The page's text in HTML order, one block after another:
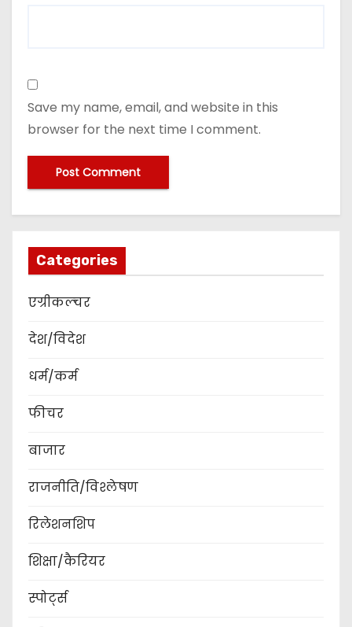
Save my name, email, and website in this
browser for the next time I comment.
Categories
एग्रीकल्चर
देश/विदेश
धर्म/कर्म
फीचर
बाजार
राजनीति/विश्लेषण
रिलेशनशिप
शिक्षा/कैरियर
स्पोर्ट्स